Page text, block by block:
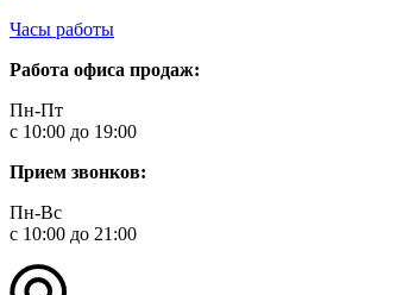
Часы работы
Работа офиса продаж:
Пн-Пт
с 10:00 до 19:00
Прием звонков:
Пн-Вс
с 10:00 до 21:00